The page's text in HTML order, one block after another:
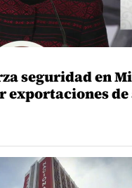
seguridad en
exportaciones de